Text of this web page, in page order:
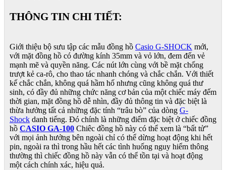
THÔNG TIN CHI TIẾT:
Giới thiệu bộ sưu tập các mẫu đồng hồ Casio G-SHOCK mới,
với mặt đồng hồ có đường kính 35mm và vỏ lớn, đem đến vẻ
mạnh mẽ và quyền năng. Các nút lớn cùng với bề mặt chống
trượt kẻ ca-rô, cho thao tác nhanh chóng và chắc chắn. Với thiết
kế chắc chắn, không quá hầm hố nhưng cũng không quá thư
sinh, có đầy đủ những chức năng cơ bản của một chiếc máy đếm
thời gian, mặt đồng hồ dễ nhìn, đầy đủ thông tin và đặc biệt là
thừa hưởng tất cả những đặc tính “trâu bò” của dòng G-
Shock danh tiếng. Đó chính là những điểm đặc biệt ở chiếc đồng
hồ CASIO GA-100 Chiêc đồng hồ này có thể xem là “bất tử”
với mọi ảnh hưởng bên ngoài chỉ có thể dừng hoạt động khi hết
pin, ngoài ra thì trong hầu hết các tình huống nguy hiểm thông
thường thì chiếc đồng hồ này vẫn có thể tồn tại và hoạt động
một cách chính xác, hiệu quả.